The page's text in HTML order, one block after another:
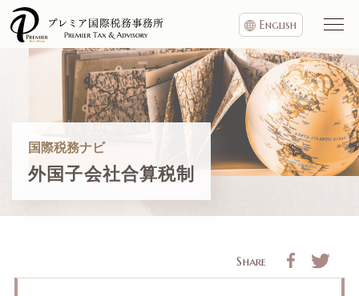
English
国際税務ナビ
外国子会社合算税制
Share